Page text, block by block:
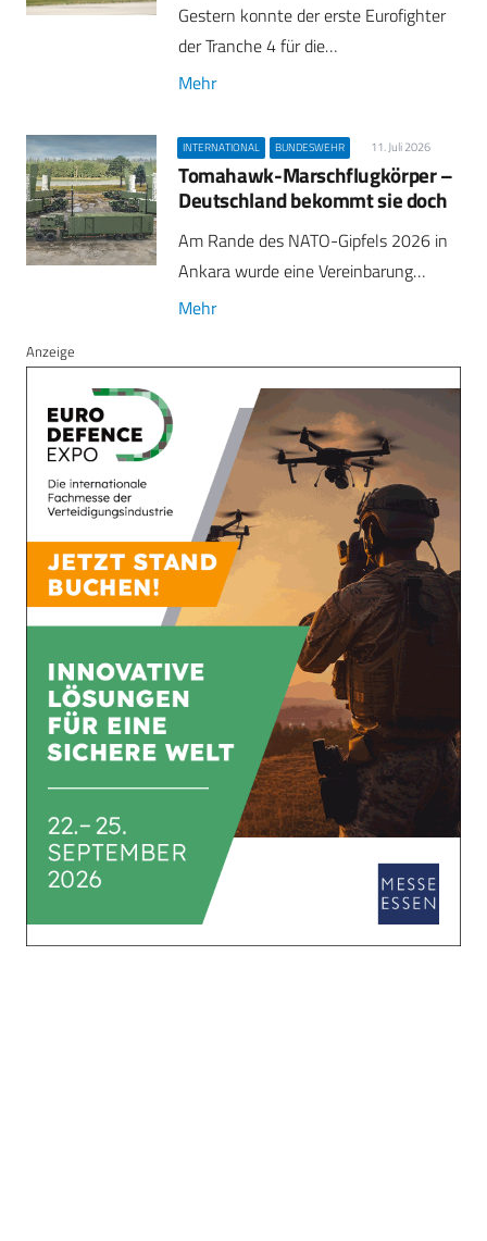
Gestern konnte der erste Eurofighter
der Tranche 4 für die…
Mehr
INTERNATIONAL BUNDESWEHR 11. Juli 2026
Tomahawk-Marschflugkörper –
Deutschland bekommt sie doch
Am Rande des NATO-Gipfels 2026 in
Ankara wurde eine Vereinbarung…
Mehr
Anzeige